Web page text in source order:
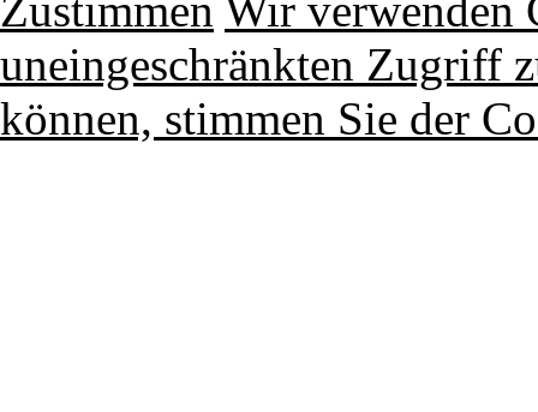
uneingeschränkten Zugriff
können, stimmen Sie der